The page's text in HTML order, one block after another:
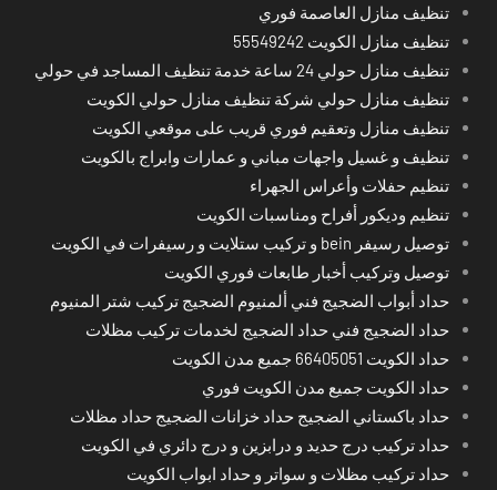
تنظيف منازل العاصمة فوري
تنظيف منازل الكويت 55549242
تنظيف منازل حولي 24 ساعة خدمة تنظيف المساجد في حولي
تنظيف منازل حولي شركة تنظيف منازل حولي الكويت
تنظيف منازل وتعقيم فوري قريب على موقعي الكويت
تنظيف و غسيل واجهات مباني و عمارات وابراج بالكويت
تنظيم حفلات وأعراس الجهراء
تنظيم وديكور أفراح ومناسبات الكويت
توصيل رسيفر bein و تركيب ستلايت و رسيفرات في الكويت
توصيل وتركيب أخبار طابعات فوري الكويت
حداد أبواب الضجيج فني ألمنيوم الضجيج تركيب شتر المنيوم
حداد الضجيج فني حداد الضجيج لخدمات تركيب مظلات
حداد الكويت 66405051 جميع مدن الكويت
حداد الكويت جميع مدن الكويت فوري
حداد باكستاني الضجيج حداد خزانات الضجيج حداد مظلات
حداد تركيب درج حديد و درابزين و درج دائري في الكويت
حداد تركيب مظلات و سواتر و حداد ابواب الكويت